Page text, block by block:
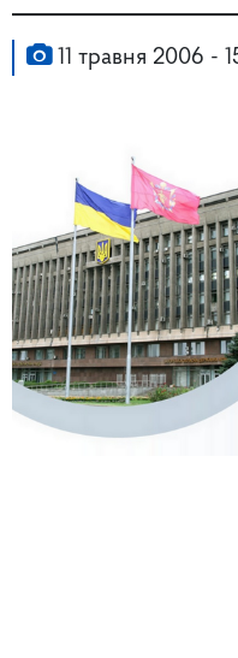
11 травня 2006 -